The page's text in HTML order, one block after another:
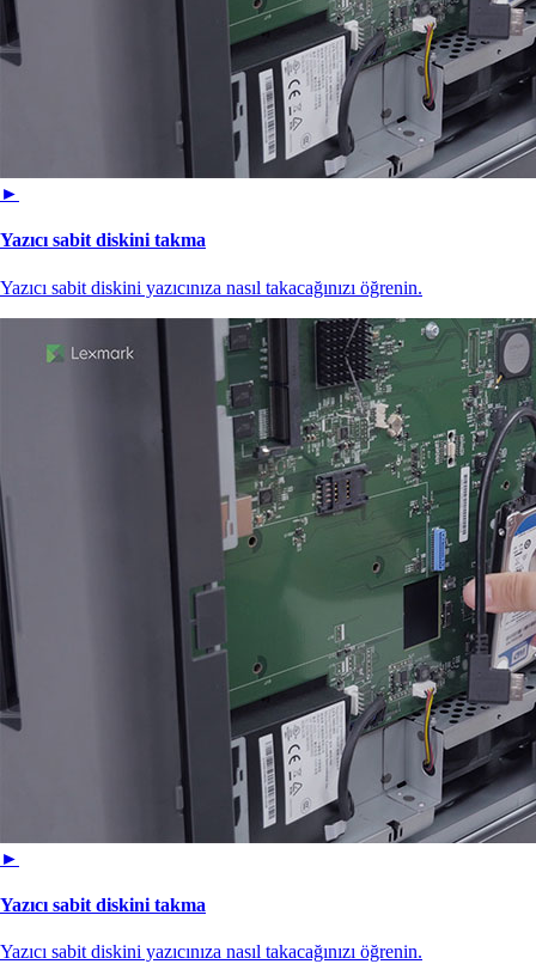
►
Yazıcı sabit diskini takma
Yazıcı sabit diskini yazıcınıza nasıl takacağınızı öğrenin.
►
Yazıcı sabit diskini takma
Yazıcı sabit diskini yazıcınıza nasıl takacağınızı öğrenin.